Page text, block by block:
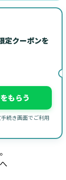
定クーポンを
もらう
続き画面でご利用